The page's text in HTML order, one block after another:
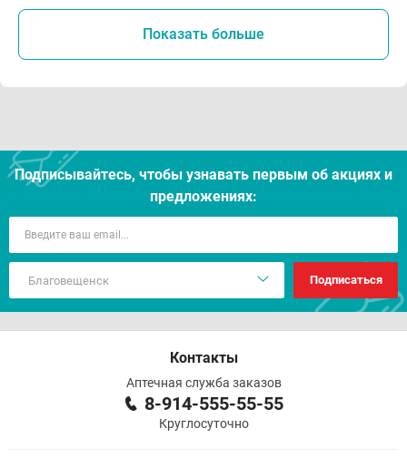
Показать больше
Подписывайтесь, чтобы узнавать первым об акцияx и
предложениях:
Подписаться
Контакты
Аптечная служба заказов
8-914-555-55-55
Круглосуточно